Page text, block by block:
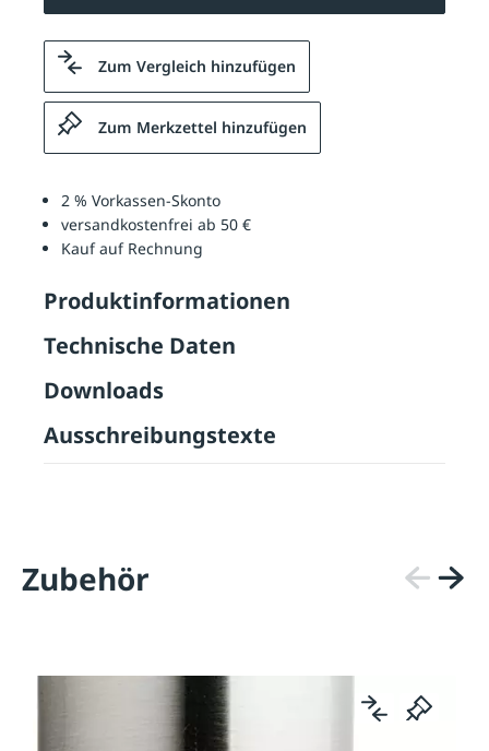
Zum Vergleich hinzufügen
Zum Merkzettel hinzufügen
2 % Vorkassen-Skonto
versandkostenfrei ab 50 €
Kauf auf Rechnung
Produktinformationen
Technische Daten
Downloads
Ausschreibungstexte
Zubehör